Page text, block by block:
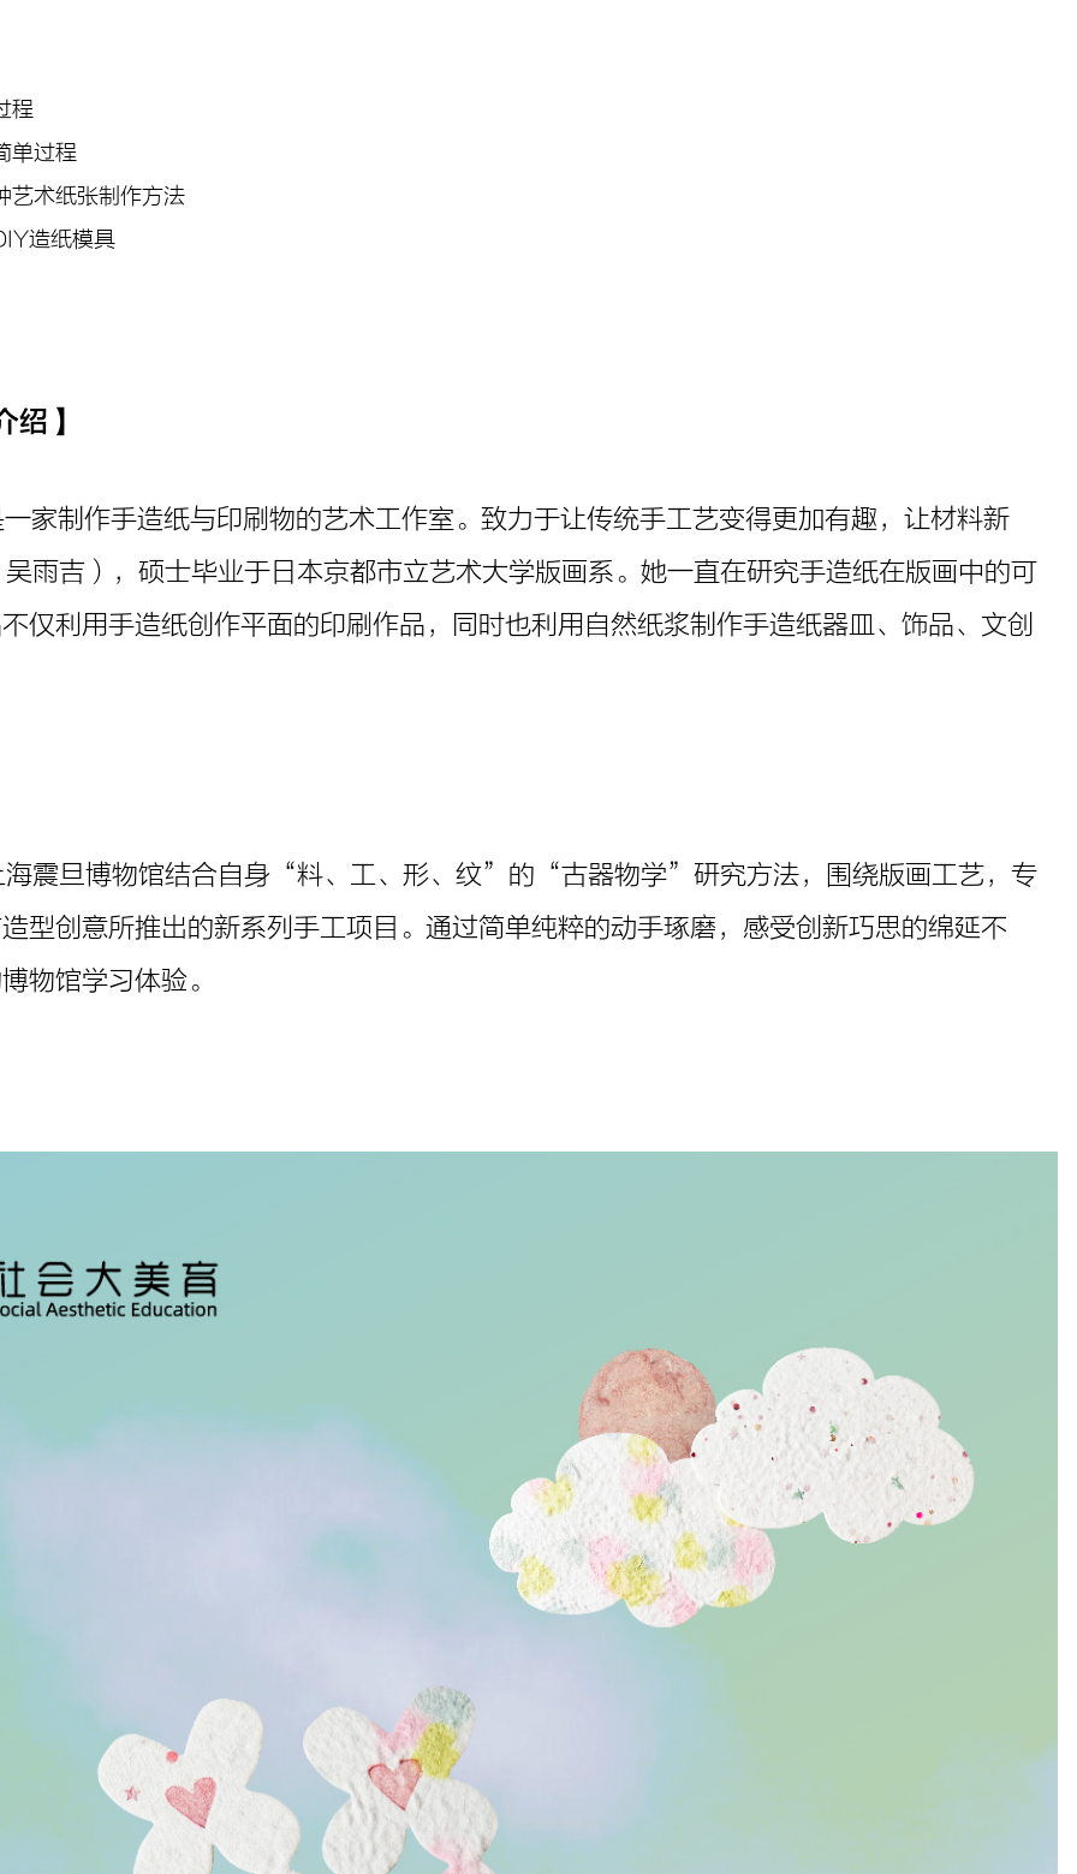
程
单过程
艺术纸张制作方法
造纸模具
绍 】
家制作手造纸与印刷物的艺术工作室。致力于让传统手工艺变得更加有趣，让材料新
雨吉），硕士毕业于日本京都市立艺术大学版画系。她一直在研究手造纸在版画中的可
仅利用手造纸创作平面的印刷作品，同时也利用自然纸浆制作手造纸器皿、饰品、文创
震旦博物馆结合自身“料、工、形、纹”的“古器物学”研究方法，围绕版画工艺，专
型创意所推出的新系列手工项目。通过简单纯粹的动手琢磨，感受创新巧思的绵延不
物馆学习体验。